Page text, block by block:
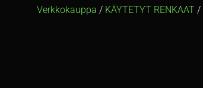
Verkkokauppa / KÄYTETYT RENKAAT /